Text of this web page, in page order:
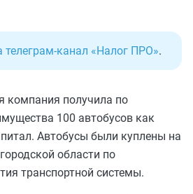
телеграм-канал «Налог ПРО».
компания получила по
100 автобусов как
Автобусы были куплены на
области по
транспортной системы.